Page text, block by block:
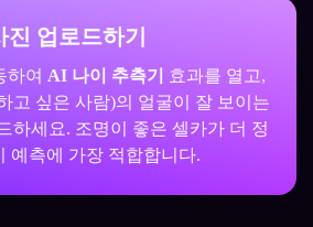
진 업로드하기
하여 AI 나이 추측기
효과를 열고,
고 싶은 사람)의 얼굴이 잘 보이는
하세요. 조명이 좋은 셀카가 더 정
예측에 가장 적합합니다.